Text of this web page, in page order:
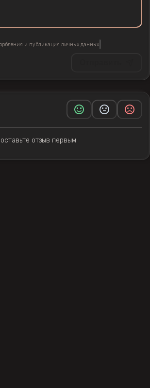
и публикация личных данных
отзыв первым